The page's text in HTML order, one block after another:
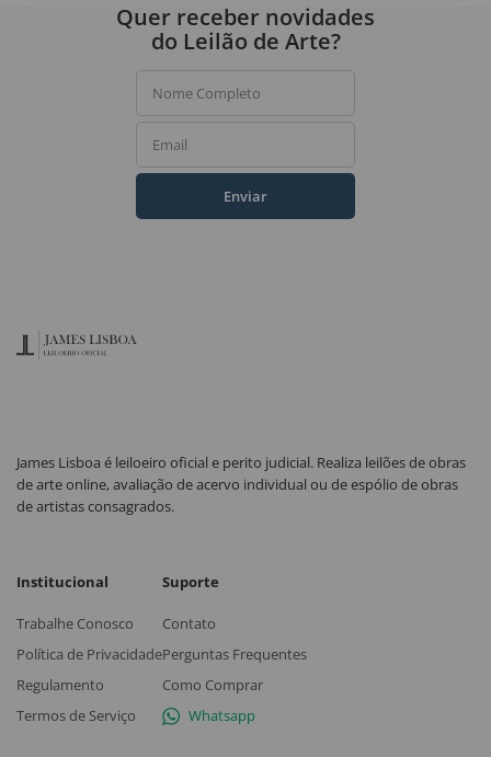
Quer receber novidades
do Leilão de Arte?
Nome Completo
Email
Enviar
James Lisboa é leiloeiro oficial e perito judicial. Realiza leilões de obras
de arte online, avaliação de acervo individual ou de espólio de obras
de artistas consagrados.
Institucional
Trabalhe Conosco
Política de Privacidade
Regulamento
Termos de Serviço
Suporte
Contato
Perguntas Frequentes
Como Comprar
Whatsapp